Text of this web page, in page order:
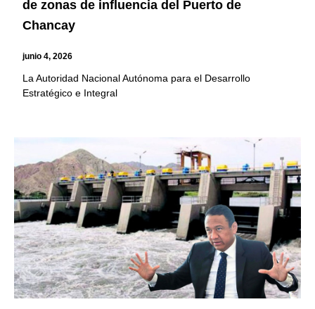
de zonas de influencia del Puerto de
Chancay
junio 4, 2026
La Autoridad Nacional Autónoma para el Desarrollo
Estratégico e Integral